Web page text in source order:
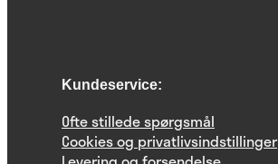
Kundeservice:
Ofte stillede spørgsmål
Cookies og privatlivsindstillinger